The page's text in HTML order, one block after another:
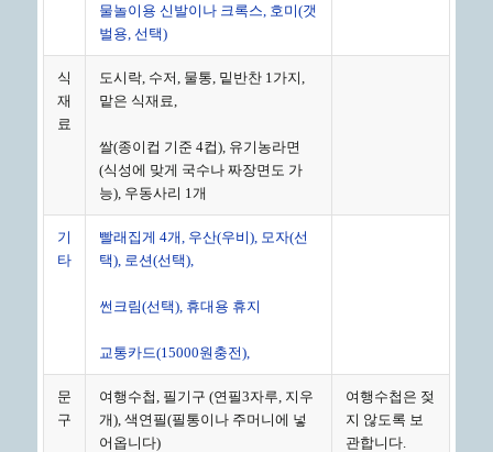
물놀이용 신발이나 크록스, 호미(갯
벌용, 선택)
식
재
료
도시락, 수저, 물통, 밑반찬 1가지,
맡은 식재료,
쌀(종이컵 기준 4컵), 유기농라면
(식성에 맞게 국수나 짜장면도 가
능), 우동사리 1개
기
타
빨래집게 4개, 우산(우비), 모자(선
택), 로션(선택),
썬크림(선택), 휴대용 휴지
교통카드(15000원충전),
문
구
여행수첩, 필기구 (연필3자루, 지우
개), 색연필(필통이나 주머니에 넣
어옵니다)
여행수첩은 젖
지 않도록 보
관합니다.